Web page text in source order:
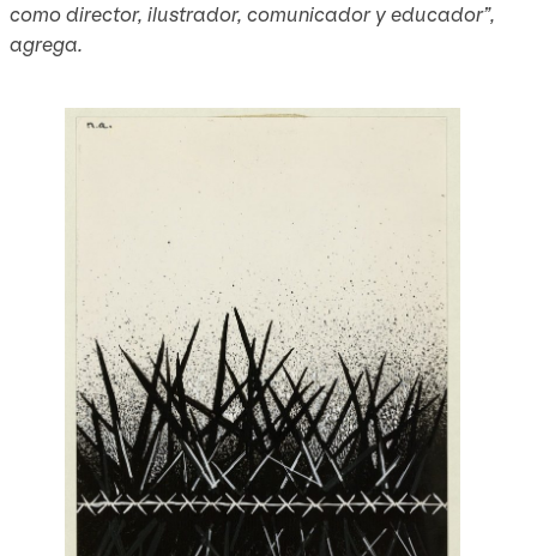
como director, ilustrador, comunicador y educador”,
agrega.